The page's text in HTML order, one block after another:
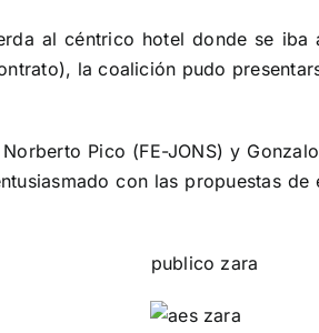
al céntrico hotel donde se
la coalición pudo
Pico (FE-JONS) y
con las propuestas